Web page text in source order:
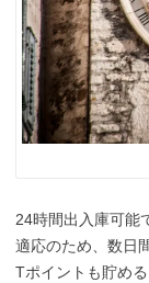
24時間出入庫可能
適応のため、数日
Tポイントも貯める